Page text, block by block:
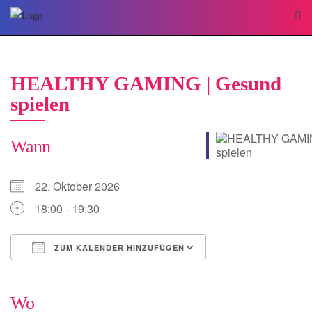
HEALTHY GAMING | Gesund
spielen
Wann
22. Oktober 2026
18:00 - 19:30
ZUM KALENDER HINZUFÜGEN
Wo